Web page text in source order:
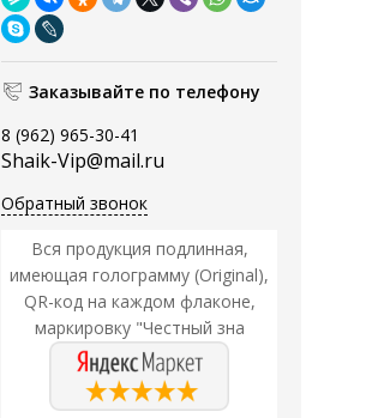
Заказывайте по телефону
8 (962) 965-30-41
Shaik-Vip@mail.ru
Обратный звонок
Вся продукция подлинная,
имеющая голограмму (Original),
QR-код на каждом флаконе,
маркировку "Честный зна